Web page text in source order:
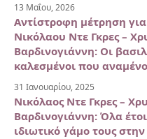
13 Μαΐου, 2026
Αντίστροφη μέτρηση
Νικόλαου Ντε Γκρες –
Βαρδινογιάννη: Οι
καλεσμένοι που
31 Ιανουαρίου, 2025
Νικόλαος Ντε Γκρες –
Βαρδινογιάννη: Όλα
ιδιωτικό γάμο τους